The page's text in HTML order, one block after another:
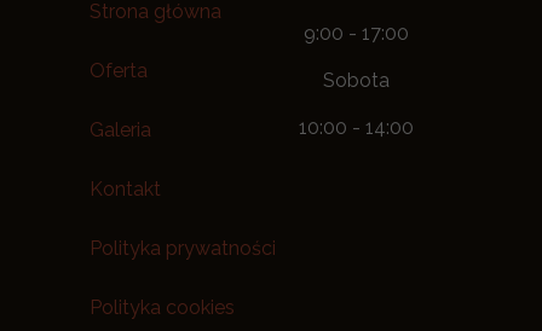
Strona główna
Oferta
Galeria
Kontakt
Polityka prywatności
Polityka cookies
9:00 - 17:00
Sobota
10:00 - 14:00